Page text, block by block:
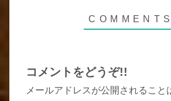
コメントをどうぞ!!
メールアドレスが公開されること